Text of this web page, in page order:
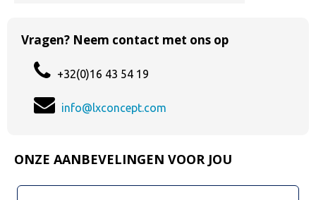
Vragen? Neem contact met ons op
+32(0)16 43 54 19
info@lxconcept.com
ONZE AANBEVELINGEN VOOR JOU